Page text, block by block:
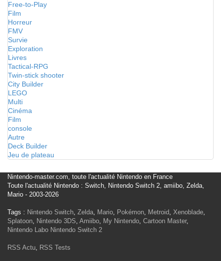
Free-to-Play
Film
Horreur
FMV
Survie
Exploration
Livres
Tactical-RPG
Twin-stick shooter
City Builder
LEGO
Multi
Cinéma
Film
console
Autre
Deck Builder
Jeu de plateau
Nintendo-master.com, toute l'actualité Nintendo en France
Toute l'actualité Nintendo : Switch, Nintendo Switch 2, amiibo, Zelda,
Mario - 2003-2026
Tags : Nintendo Switch, Zelda, Mario, Pokémon, Metroid, Xenoblade,
Splatoon, Nintendo 3DS, Amiibo, My Nintendo, Cartoon Master,
Nintendo Labo Nintendo Switch 2
RSS Actu, RSS Tests